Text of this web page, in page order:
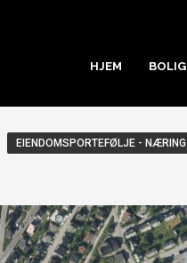
HJEM BOLIG
EIENDOMSPORTEFØLJE - NÆRING